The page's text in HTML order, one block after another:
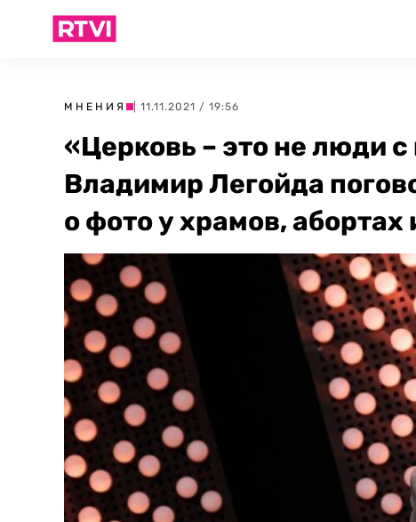
МНЕНИЯ | 11.11.2021 / 19:56
«Церковь – это не люди
Владимир Легойда
о фото у храмов,